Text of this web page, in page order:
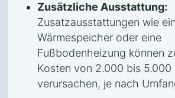
Zusätzliche Ausstattung:
Zusatzausstattungen wie ein
Wärmespeicher oder eine
Fußbodenheizung können
Kosten von 2.000 bis 5.000
verursachen, je nach